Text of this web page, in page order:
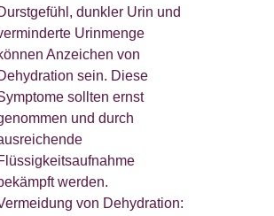
dunkler Urin und
Urinmenge
Anzeichen von
sein. Diese
sollten ernst
und durch
werden.
von Dehydration: